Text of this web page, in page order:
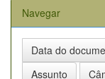
Navegar